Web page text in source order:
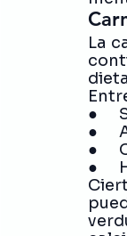
La
●
●
●
●